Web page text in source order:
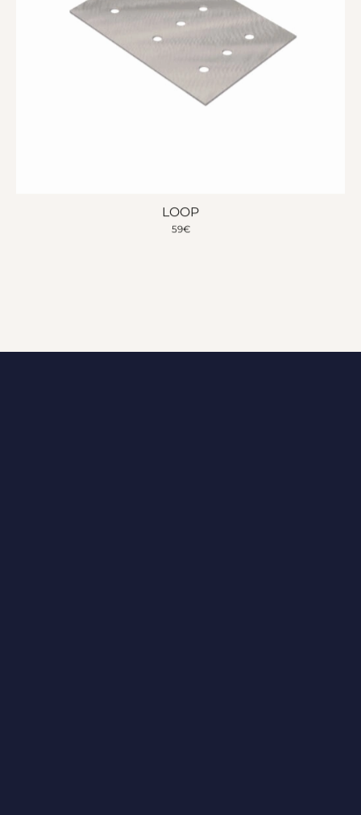
LOOP
59€